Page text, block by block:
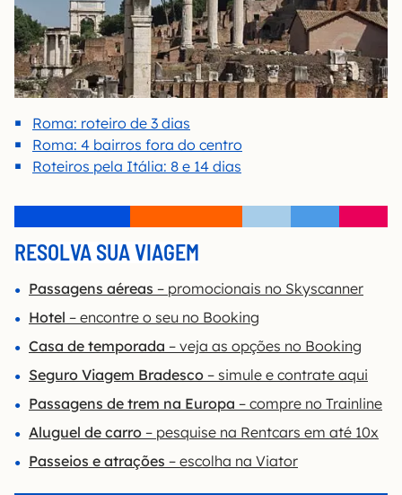
Roma: roteiro de 3 dias
Roma: 4 bairros fora do centro
Roteiros pela Itália: 8 e 14 dias
RESOLVA SUA VIAGEM
Passagens aéreas – promocionais no Skyscanner
Hotel – encontre o seu no Booking
Casa de temporada – veja as opções no Booking
Seguro Viagem Bradesco – simule e contrate aqui
Passagens de trem na Europa – compre no Trainline
Aluguel de carro – pesquise na Rentcars em até 10x
Passeios e atrações – escolha na Viator